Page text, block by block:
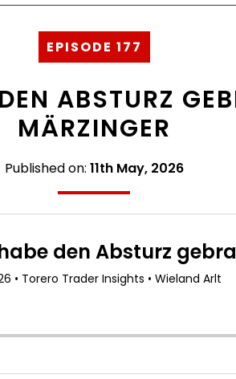
EPISODE 177
ABSTURZ
MÄRZINGER
Published on: 11th May, 2026